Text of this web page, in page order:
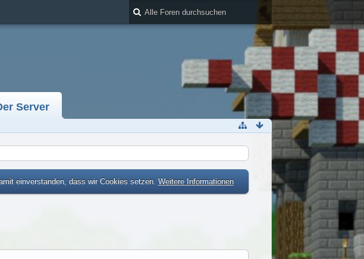
Server
einverstanden, dass wir Cookies setzen. Weitere Informationen